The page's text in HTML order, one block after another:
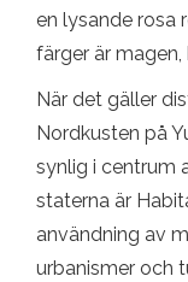
en lysande rosa
färger är
När det gäller
Nordkusten på
synlig i centrum
staterna är
användning av
urbanismer och